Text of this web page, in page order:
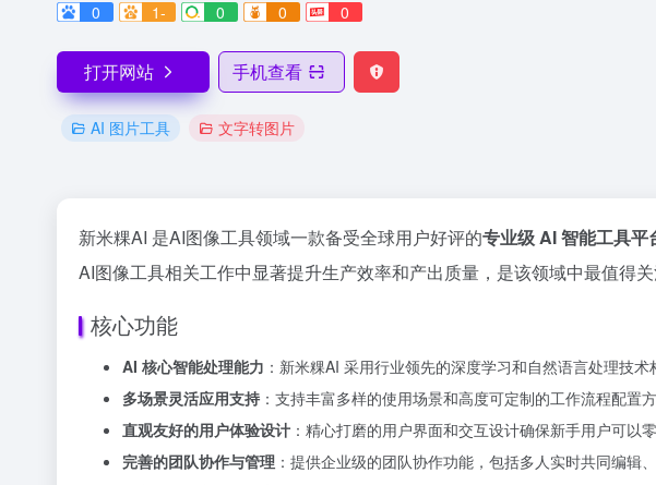
0
1- 0 0 0
打开网站 手机查看
AI 图片工具 文字转图片
新米粿AI 是AI图像工具领域一款备受全球用户好评的专业级 AI 智能工具平
AI图像工具相关工作中显著提升生产效率和产出质量，是该领域中最值得关
核心功能
AI 核心智能处理能力 ：新米粿AI 采用行业领先的深度学习和自然语言处理技
多场景灵活应用支持 ：支持丰富多样的使用场景和高度可定制的工作流程配
直观友好的用户体验设计 ：精心打磨的用户界面和交互设计确保新手用户可
完善的团队协作与管理 ：提供企业级的团队协作功能，包括多人实时共同编